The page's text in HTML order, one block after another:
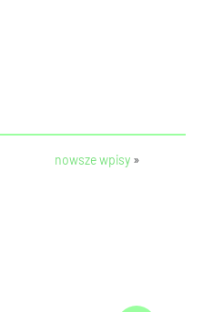
nowsze wpisy »